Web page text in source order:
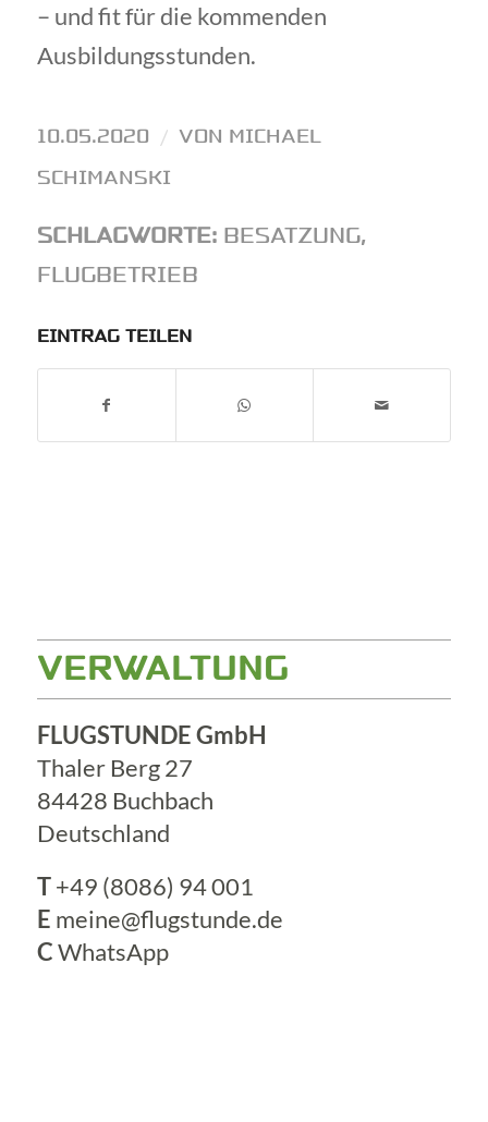
– und fit für die kommenden
Ausbildungsstunden.
10.05.2020 / VON MICHAEL
SCHIMANSKI
SCHLAGWORTE: BESATZUNG,
FLUGBETRIEB
EINTRAG TEILEN
VERWALTUNG
FLUGSTUNDE GmbH
Thaler Berg 27
84428 Buchbach
Deutschland
T +49 (8086) 94 001
E meine@flugstunde.de
CWhatsApp